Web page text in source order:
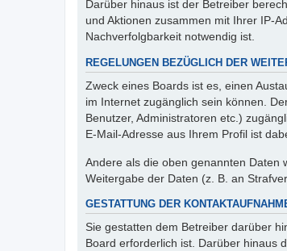
Darüber hinaus ist der Betreiber
und Aktionen zusammen mit Ihrer IP-
Nachverfolgbarkeit notwendig ist.
REGELUNGEN BEZÜGLICH DER
Zweck eines Boards ist es, einen
im Internet zugänglich sein können.
Benutzer, Administratoren etc.)
E-Mail-Adresse aus Ihrem Profil ist
Andere als die oben genannten Daten
Weitergabe der Daten (z. B. an
GESTATTUNG DER
Sie gestatten dem Betreiber darüber
Board erforderlich ist. Darüber hinaus